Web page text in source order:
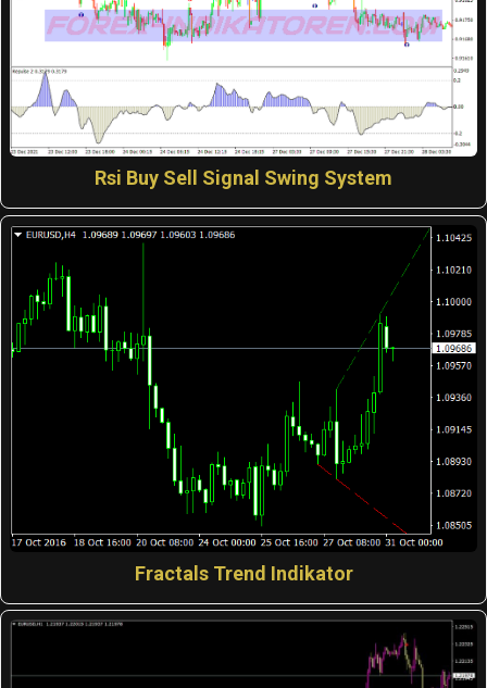
Rsi Buy Sell Signal Swing System
Fractals Trend Indikator